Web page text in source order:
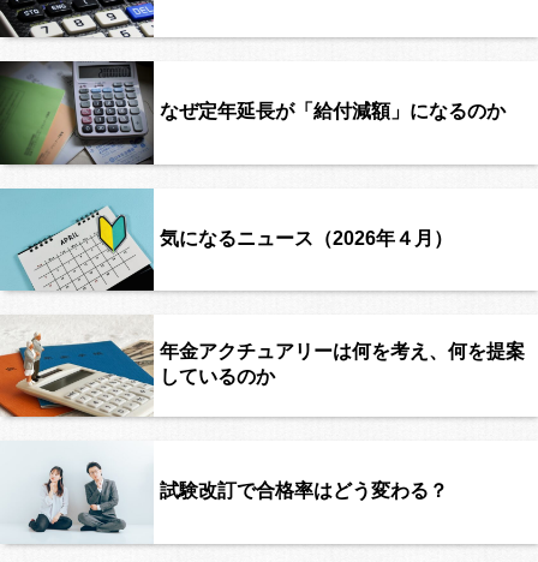
なぜ定年延長が「給付減額」になるのか
気になるニュース（2026年４月）
年金アクチュアリーは何を考え、何を提案
しているのか
試験改訂で合格率はどう変わる？